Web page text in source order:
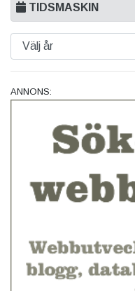
TIDSMASKIN
ANNONS: